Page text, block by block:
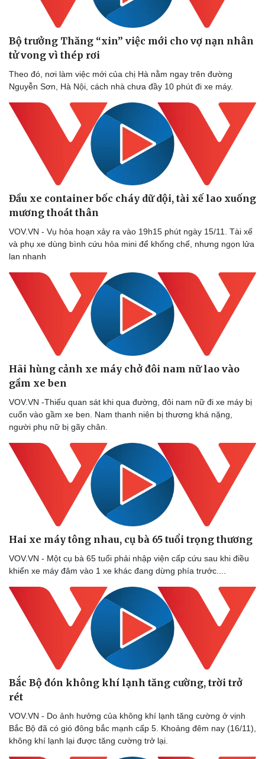
Thể thao
Lịch thi đấu bóng đá
Thế giới thể thao
eSports
Hậu trường
Ô tô - Xe máy
Ô tô
Xe máy
Tư vấn
Doanh nghiệp
Thông tin doanh nghiệp
Công nghệ
Sành điệu
Bộ trưởng Thăng “xin” việc mới cho vợ nạn nhân
tử vong vì thép rơi
Theo đó, nơi làm việc mới của chị Hà nằm ngay trên đường
Nguyễn Sơn, Hà Nội, cách nhà chưa đầy 10 phút đi xe máy.
Đầu xe container bốc cháy dữ dội, tài xế lao xuống
mương thoát thân
VOV.VN - Vụ hỏa hoạn xảy ra vào 19h15 phút ngày 15/11. Tài xế
và phụ xe dùng bình cứu hỏa mini để khống chế, nhưng ngọn lửa
lan nhanh
Hãi hùng cảnh xe máy chở đôi nam nữ lao vào
gầm xe ben
VOV.VN -Thiếu quan sát khi qua đường, đôi nam nữ đi xe máy bị
cuốn vào gầm xe ben. Nam thanh niên bị thương khá nặng,
người phụ nữ bị gãy chân.
Hai xe máy tông nhau, cụ bà 65 tuổi trọng thương
VOV.VN - Một cụ bà 65 tuổi phải nhập viện cấp cứu sau khi điều
khiển xe máy đâm vào 1 xe khác đang dừng phía trước....
Bắc Bộ đón không khí lạnh tăng cường, trời trở
rét
VOV.VN - Do ảnh hưởng của không khí lạnh tăng cường ở vịnh
Bắc Bộ đã có gió đông bắc mạnh cấp 5. Khoảng đêm nay (16/11),
không khí lạnh lại được tăng cường trở lại.